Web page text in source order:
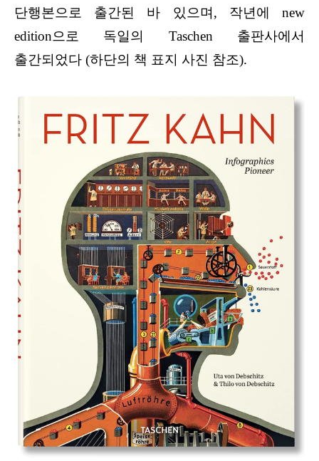
단행본으로 출간된 바 있으며, 작년에 new
edition으로 독일의 Taschen 출판사에서
출간되었다 (하단의 책 표지 사진 참조).